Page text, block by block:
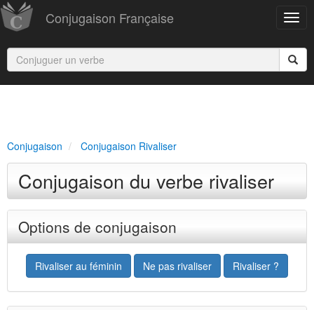
Conjugaison Française
Conjugaison Conjugaison Rivaliser
Conjugaison du verbe rivaliser
Options de conjugaison
Rivaliser au féminin Ne pas rivaliser Rivaliser ?